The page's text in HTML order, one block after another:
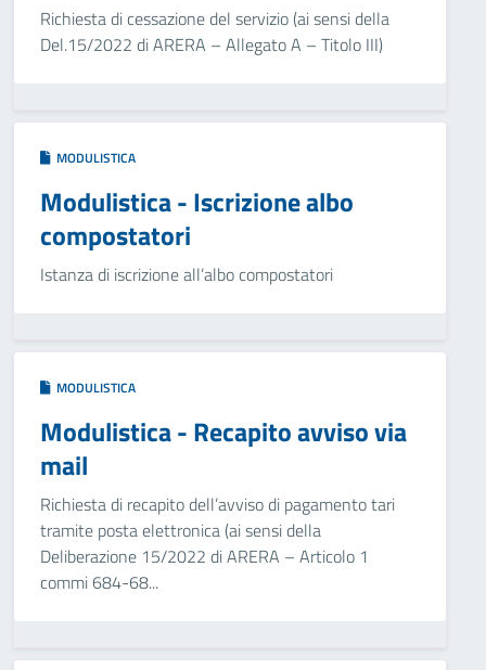
Richiesta di cessazione del servizio (ai sensi della
Del.15/2022 di ARERA – Allegato A – Titolo III)
MODULISTICA
Modulistica - Iscrizione albo
compostatori
Istanza di iscrizione all’albo compostatori
MODULISTICA
Modulistica - Recapito avviso via
mail
Richiesta di recapito dell’avviso di pagamento tari
tramite posta elettronica (ai sensi della
Deliberazione 15/2022 di ARERA – Articolo 1
commi 684-68...